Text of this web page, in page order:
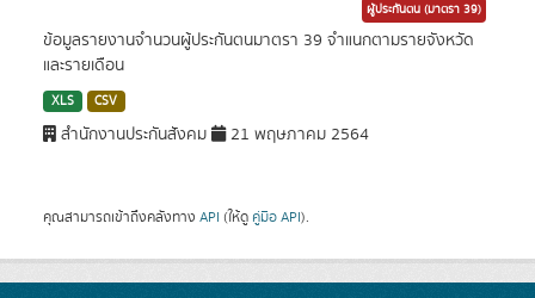
ผู้ประกันตน (มาตรา 39)
ข้อมูลรายงานจำนวนผู้ประกันตนมาตรา 39 จำแนกตามรายจังหวัด
และรายเดือน
XLS CSV
สำนักงานประกันสังคม 21 พฤษภาคม 2564
คุณสามารถเข้าถึงคลังทาง API (ให้ดู คู่มือ API).